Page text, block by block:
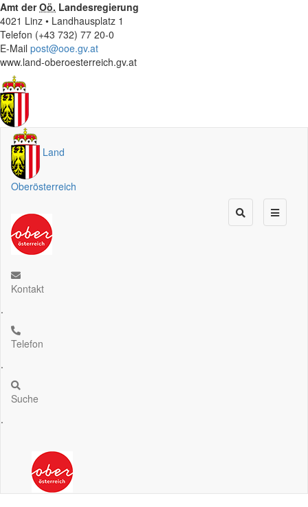
Amt derOö. Landesregierung
4021 Linz • Landhausplatz 1
Telefon (+43 732) 77 20-0
E-Mail post@ooe.gv.at
www.land-oberoesterreich.gv.at
Land
Oberösterreich
Kontakt
.
Telefon
.
Suche
.